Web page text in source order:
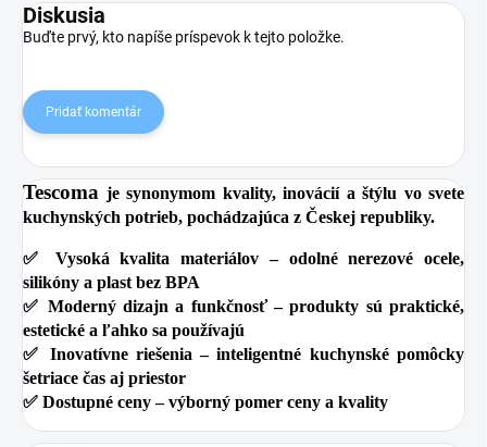
Diskusia
Buďte prvý, kto napíše príspevok k tejto položke.
Pridať komentár
Tescoma je synonymom kvality, inovácií a štýlu vo svete
kuchynských potrieb, pochádzajúca z Českej republiky.
✅ Vysoká kvalita materiálov – odolné nerezové ocele,
silikóny a plast bez BPA
✅ Moderný dizajn a funkčnosť– produkty sú praktické,
estetické a ľahko sa používajú
✅ Inovatívne riešenia– inteligentné kuchynské pomôcky
šetriace čas aj priestor
✅ Dostupné ceny– výborný pomer ceny a kvality